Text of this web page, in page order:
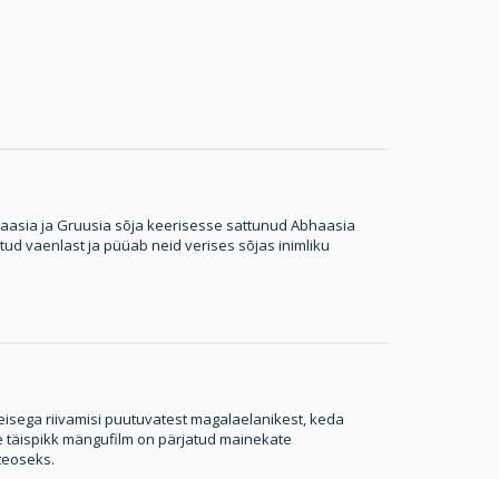
ja Gruusia sõja keerisesse sattunud Abhaasia
vaenlast ja püüab neid verises sõjas inimliku
riivamisi puutuvatest magalaelanikest, keda
mängufilm on pärjatud mainekate